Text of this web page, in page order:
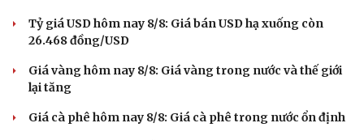
Câu chuyện thời sự
Tỷ giá USD hôm nay 8/8: Giá bán USD hạ xuống còn
26.468 đồng/USD
Giá vàng hôm nay 8/8: Giá vàng trong nước và thế giới
lại tăng
Giá cà phê hôm nay 8/8: Giá cà phê trong nước ổn định